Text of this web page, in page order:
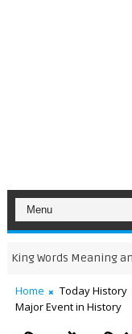
Meaning and Line
Home Today History
Major Event in History